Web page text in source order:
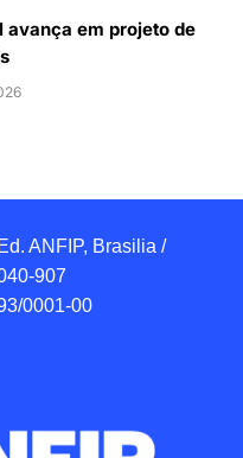
avança em projeto de
ANFIP, Brasilia /
907
0001-00